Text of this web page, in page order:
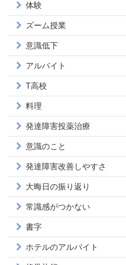
体験
ズーム授業
意識低下
アルバイト
T高校
料理
発達障害投薬治療
意識のこと
発達障害改善しやすさ
大晦日の振り返り
常識感がつかない
書字
ホテルのアルバイト